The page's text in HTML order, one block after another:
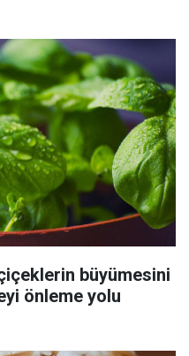
büyümesini
önleme yolu